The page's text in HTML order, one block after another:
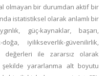
olmayan bir durumdan aktif bir
istatistiksel olarak anlamlı bir
güç-kaynaklar, başarı,
doğa, iyilikseverlik-güvenilirlik,
değerleri ile zararsız olarak
yararlanma alt boyutu